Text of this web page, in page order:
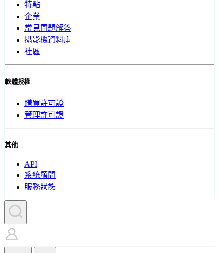
特點
企業
常見問題解答
攝影機資料庫
社區
軟體授權
購買許可證
管理許可證
其他
API
系統顧問
服務狀態